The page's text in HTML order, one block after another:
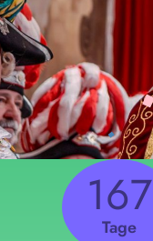
167
Tage